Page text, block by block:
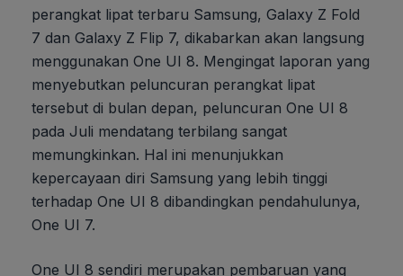
perangkat lipat terbaru Samsung, Galaxy Z Fold
7 dan Galaxy Z Flip 7, dikabarkan akan langsung
menggunakan One UI 8. Mengingat laporan yang
menyebutkan peluncuran perangkat lipat
tersebut di bulan depan, peluncuran One UI 8
pada Juli mendatang terbilang sangat
memungkinkan. Hal ini menunjukkan
kepercayaan diri Samsung yang lebih tinggi
terhadap One UI 8 dibandingkan pendahulunya,
One UI 7.
One UI 8 sendiri merupakan pembaruan yang